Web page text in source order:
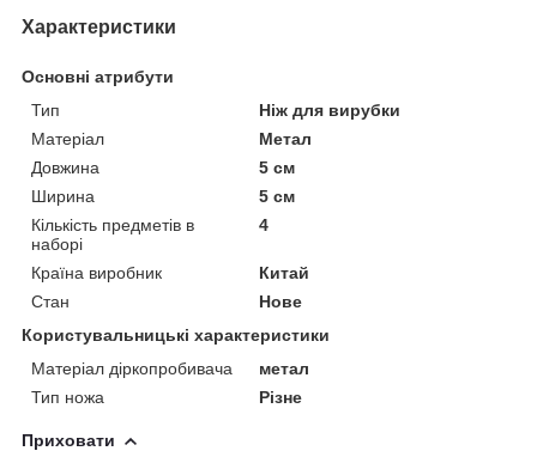
Характеристики
Основні атрибути
Тип
Ніж для вирубки
Матеріал
Метал
Довжина
5 см
Ширина
5 см
Кількість предметів в
наборі
4
Країна виробник
Китай
Стан
Нове
Користувальницькі характеристики
Матеріал діркопробивача
метал
Тип ножа
Різне
Приховати